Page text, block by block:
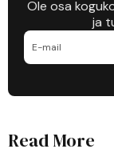
Ole osa
ja
Read More